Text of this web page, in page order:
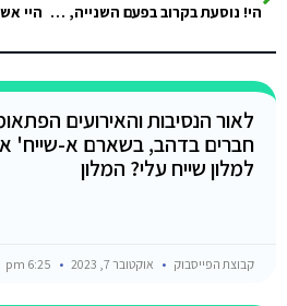
הי! נוסעת בקרוב בפעם השנייה, אז אני רוצה להגיע ללגונה הכחולה מביר סוויר ובלי קשר גם רוצה להעביר איזה צהריים בדהב, הבנתי…
לאור הנסיבות והאירועים
חברים בדהב, בשארם א-שייח' או
למלון שייח עלי? המלון
קבוצת הפייסבוק אוקטובר 7, 2023